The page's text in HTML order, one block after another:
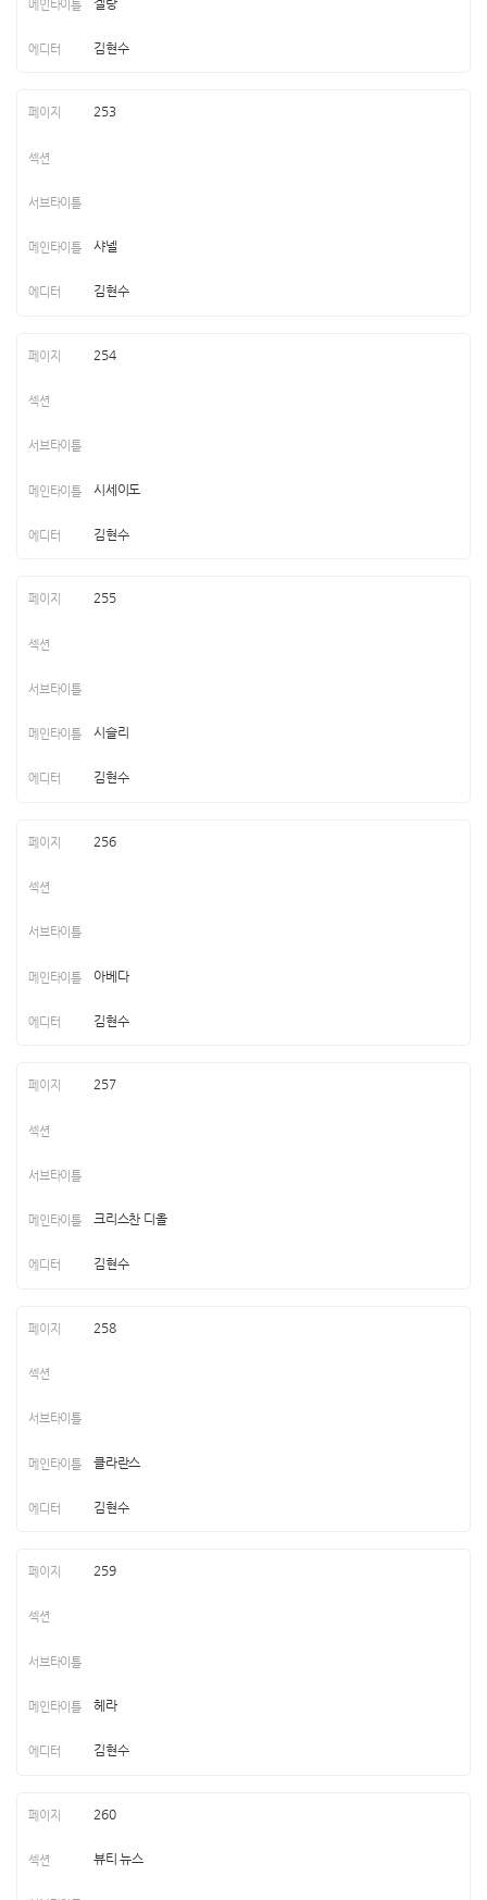
김현수
253
샤넬
김현수
254
시세이도
김현수
255
시슬리
김현수
256
아베다
김현수
257
크리스찬 디올
김현수
258
클라란스
김현수
259
헤라
김현수
260
뷰티 뉴스